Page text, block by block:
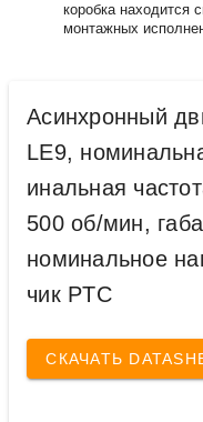
коробка находится
монтажных
Асинхронный
LE9,
инальная
500 об/мин,
номинальное
чик PTC
СКАЧАТЬ